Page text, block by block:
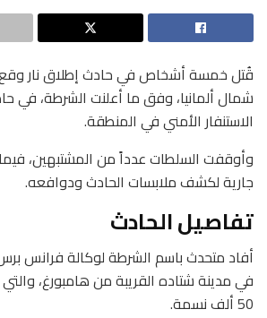
قُتل خمسة أشخاص في حادث إطلاق نار
شمال ألمانيا، وفق ما أعلنت الشرطة، في
الاستنفار الأمني في المنطقة.
وأوقفت السلطات عدداً من المشتبهين، فيما
جارية لكشف ملابسات الحادث ودوافعه.
تفاصيل الحادث
أفاد متحدث باسم الشرطة لوكالة فرانس
في مدينة شتاده القريبة من هامبورغ،
50 ألف نسمة.